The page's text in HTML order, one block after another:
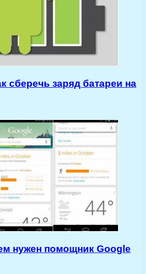
сберечь заряд батареи на
нужен помощник Google